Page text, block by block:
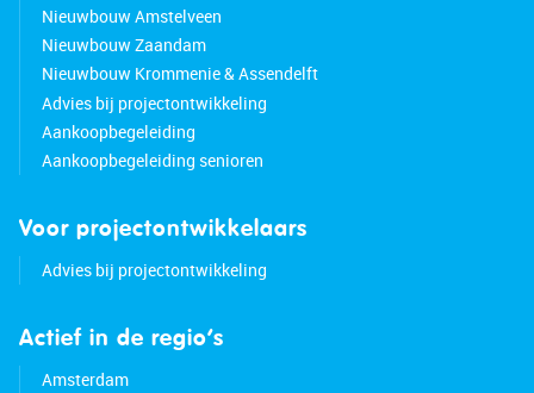
Nieuwbouw Amstelveen
Nieuwbouw Zaandam
Nieuwbouw Krommenie & Assendelft
Advies bij projectontwikkeling
Aankoopbegeleiding
Aankoopbegeleiding senioren
Voor projectontwikkelaars
Advies bij projectontwikkeling
Actief in de regio’s
Amsterdam